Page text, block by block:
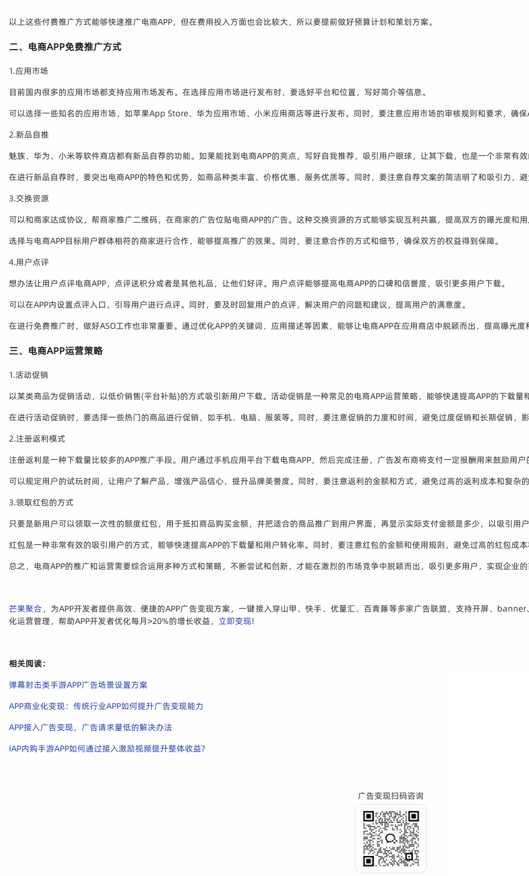
以上这些付费推广方式能够快速推广电商APP，但在费用投入方面也会比较大，所以要提前做好预算计划和策划方案。
二、电商APP免费推广方式
1.应用市场
目前国内很多的应用市场都支持应用市场发布。在选择应用市场进行发布时，要选好平台和位置，写好简介等信息。
可以选择一些知名的应用市场，如苹果App Store、华为应用市场、小米应用商店等进行发布。同时，要注意应用市场的审核规则和要求，确保
2.新品自推
魅族、华为、小米等软件商店都有新品自荐的功能。如果能找到电商APP的亮点，写好自我推荐，吸引用户眼球，让其下载，也是一个非常有效
在进行新品自荐时，要突出电商APP的特色和优势，如商品种类丰富、价格优惠、服务优质等。同时，要注意自荐文案的简洁明了和吸引力，避
3.交换资源
可以和商家达成协议，帮商家推广二维码，在商家的广告位贴电商APP的广告。这种交换资源的方式能够实现互利共赢，提高双方的曝光度和用
选择与电商APP目标用户群体相符的商家进行合作，能够提高推广的效果。同时，要注意合作的方式和细节，确保双方的权益得到保障。
4.用户点评
想办法让用户点评电商APP，点评送积分或者是其他礼品，让他们好评。用户点评能够提高电商APP的口碑和信誉度，吸引更多用户下载。
可以在APP内设置点评入口，引导用户进行点评。同时，要及时回复用户的点评，解决用户的问题和建议，提高用户的满意度。
在进行免费推广时，做好ASO工作也非常重要。通过优化APP的关键词、应用描述等因素，能够让电商APP在应用商店中脱颖而出，提高曝光度
三、电商APP运营策略
1.活动促销
以某类商品为促销活动，以低价销售(平台补贴)的方式吸引新用户下载。活动促销是一种常见的电商APP运营策略，能够快速提高APP的下载量
在进行活动促销时，要选择一些热门的商品进行促销，如手机、电脑、服装等。同时，要注意促销的力度和时间，避免过度促销和长期促销，
2.注册返利模式
注册返利是一种下载量比较多的APP推广手段。用户通过手机应用平台下载电商APP，然后完成注册，广告发布商将支付一定报酬用来鼓励用户
可以规定用户的试玩时间，让用户了解产品，增强产品信心，提升品牌美誉度。同时，要注意返利的金额和方式，避免过高的返利成本和复杂
3.领取红包的方式
只要是新用户可以领取一次性的额度红包，用于抵扣商品购买金额，并把适合的商品推广到用户界面，再显示实际支付金额是多少，以吸引用户
红包是一种非常有效的吸引用户的方式，能够快速提高APP的下载量和用户转化率。同时，要注意红包的金额和使用规则，避免过高的红包成
总之，电商APP的推广和运营需要综合运用多种方式和策略，不断尝试和创新，才能在激烈的市场竞争中脱颖而出，吸引更多用户，实现企业的
芒果聚合，为APP开发者提供高效、便捷的APP广告变现方案，一键接入穿山甲、快手、优量汇、百青藤等多家广告联盟，支持开屏、
化运营管理，帮助APP开发者优化每月>20%的增长收益， 立即变现!
相关阅读：
弹幕射击类手游APP广告场景设置方案
APP商业化变现：传统行业APP如何提升广告变现能力
APP接入广告变现，广告请求量低的解决办法
IAP内购手游APP如何通过接入激励视频提升整体收益?
广告变现扫码咨询